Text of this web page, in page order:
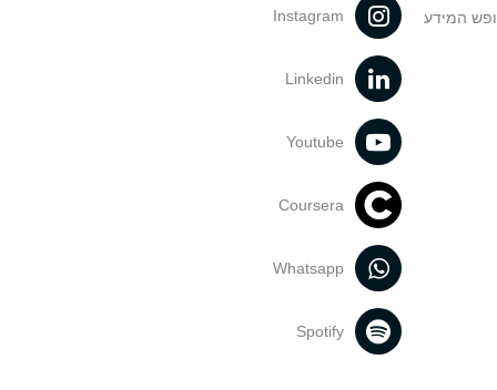
המידע
Instagram
Linkedin
Youtube
Coursera
Whatsapp
Spotify